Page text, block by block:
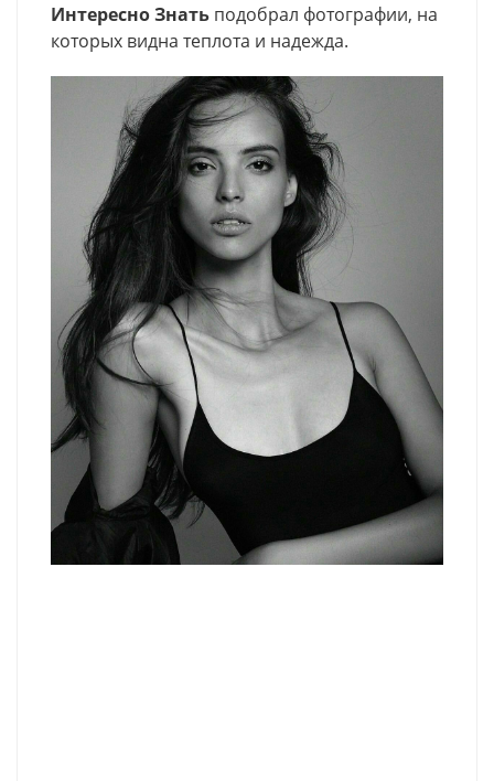
Интересно Знать подобрал фотографии, на
которых видна теплота и надежда.